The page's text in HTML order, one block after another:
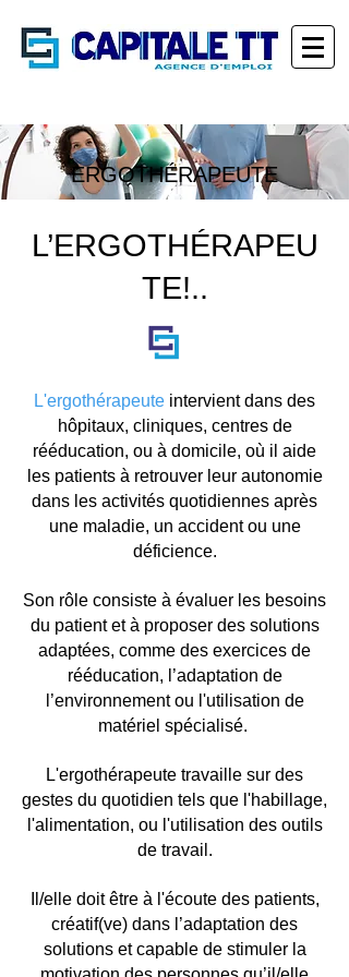
ERGOTHÉRAPEUTE
L’ERGOTHÉRAPEU
TE!..
L'ergothérapeute intervient dans des
hôpitaux, cliniques, centres de
rééducation, ou à domicile, où il aide
les patients à retrouver leur autonomie
dans les activités quotidiennes après
une maladie, un accident ou une
déficience.
Son rôle consiste à évaluer les besoins
du patient et à proposer des solutions
adaptées, comme des exercices de
rééducation, l’adaptation de
l’environnement ou l'utilisation de
matériel spécialisé.
L'ergothérapeute travaille sur des
gestes du quotidien tels que l'habillage,
l'alimentation, ou l'utilisation des outils
de travail.
Il/elle doit être à l'écoute des patients,
créatif(ve) dans l’adaptation des
solutions et capable de stimuler la